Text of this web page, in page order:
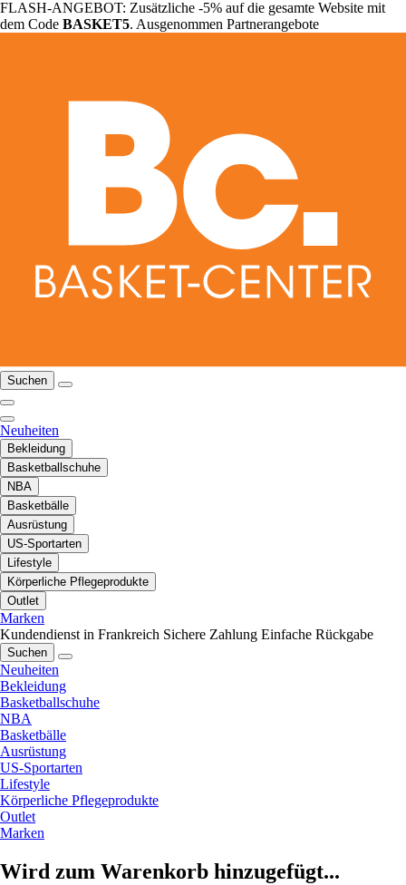
FLASH-ANGEBOT: Zusätzliche -5% auf die gesamte Website mit
dem Code BASKET5. Ausgenommen Partnerangebote
Suchen
Neuheiten
Bekleidung
Basketballschuhe
NBA
Basketbälle
Ausrüstung
US-Sportarten
Lifestyle
Körperliche Pflegeprodukte
Outlet
Marken
Kundendienst in Frankreich Sichere Zahlung Einfache Rückgabe
Suchen
Neuheiten
Bekleidung
Basketballschuhe
NBA
Basketbälle
Ausrüstung
US-Sportarten
Lifestyle
Körperliche Pflegeprodukte
Outlet
Marken
Wird zum Warenkorb hinzugefügt...